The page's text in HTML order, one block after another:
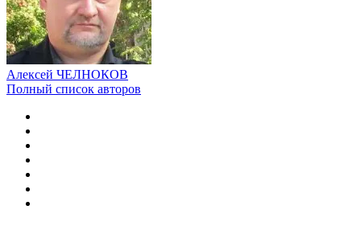
Алексей ЧЕЛНОКОВ
Полный список авторов